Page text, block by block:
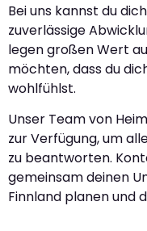
Bei uns kannst du
zuverlässige
legen großen Wert
möchten, dass du
wohlfühlst.
Unser Team von
zur Verfügung, um
zu beantworten.
gemeinsam deinen
Finnland planen und